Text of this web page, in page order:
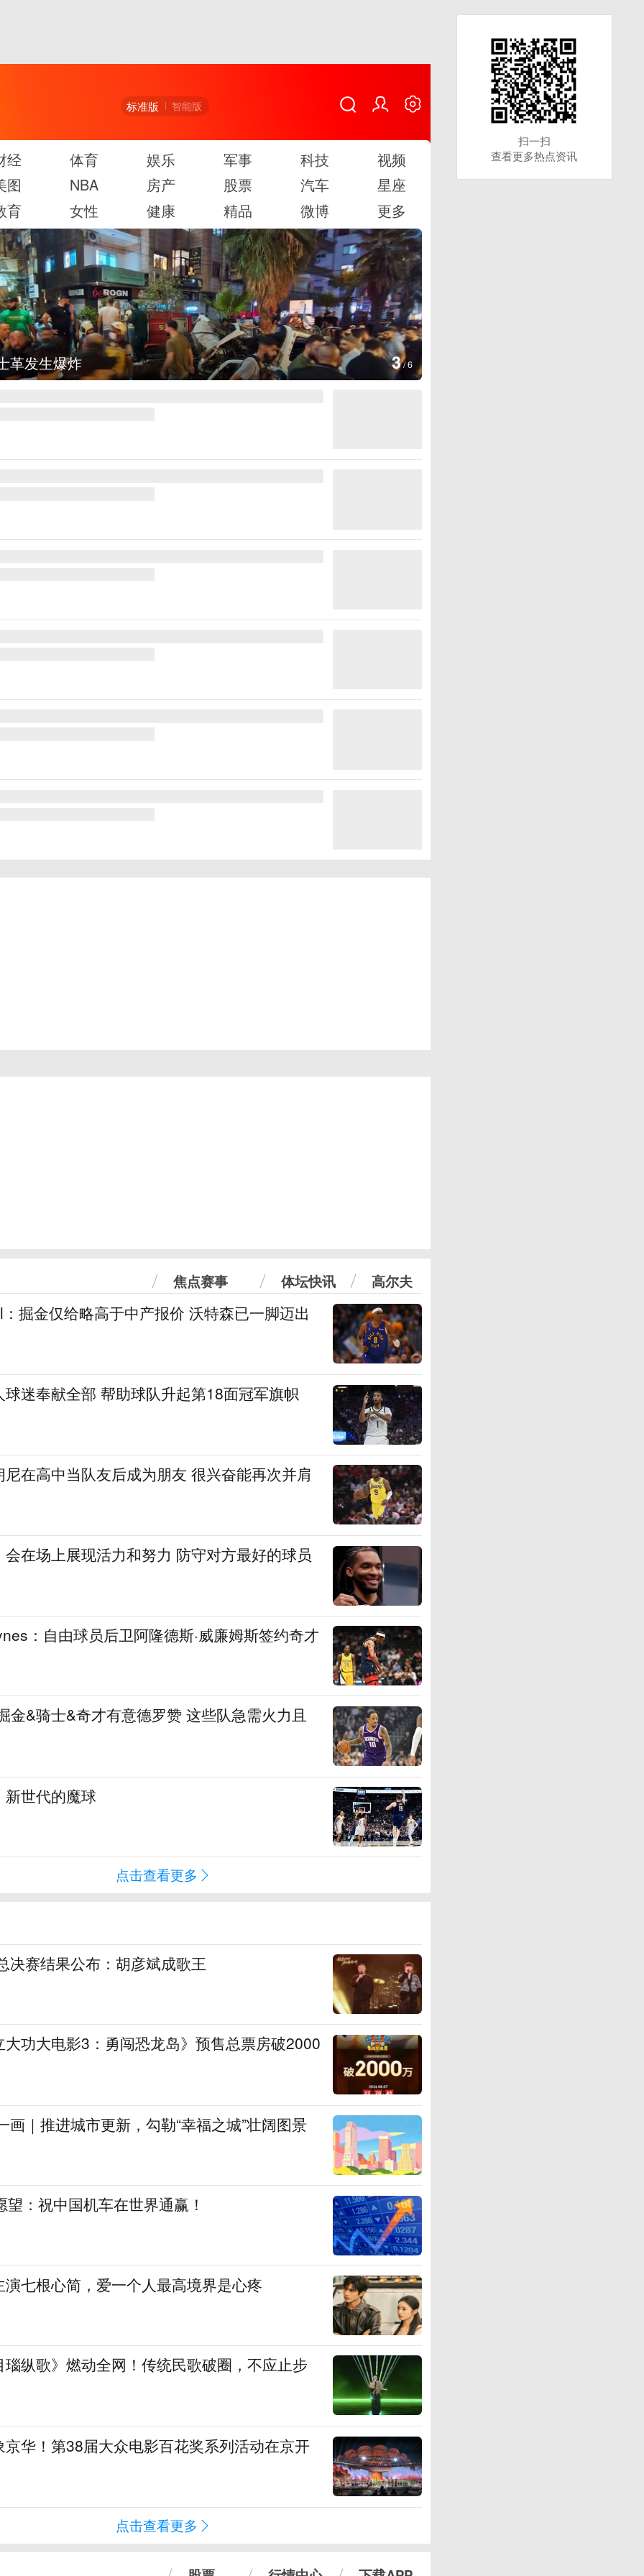
标准版 智能版
经 体育 娱乐 军事 科技
视频
图
NBA 房产 股票 汽车
星座
育
女性 健康 精品 微博 更多
弥勒：欢庆火把节 4/6
焦点赛事 体坛快讯 高尔夫
掘金仅给略高于中产报价 沃特森已一脚迈出
迷奉献全部 帮助球队升起第18面冠军旗帜
在高中当队友后成为朋友 很兴奋能再次并肩
在场上展现活力和努力 防守对方最好的球员
：自由球员后卫阿隆德斯·威廉姆斯签约奇才
金&骑士&奇才有意德罗赞 这些队急需火力且
世代的魔球
点击查看更多
决赛结果公布：胡彦斌成歌王
功大电影3：勇闯恐龙岛》预售总票房破2000
画｜推进城市更新，勾勒“幸福之城”壮阔图景
：祝中国机车在世界通赢！
七根心简，爱一个人最高境界是心疼
纵歌》燃动全网！传统民歌破圈，不应止步
华！第38届大众电影百花奖系列活动在京开
点击查看更多
扫一扫
查看更多热点资讯
扫一扫
查看更多热点资讯